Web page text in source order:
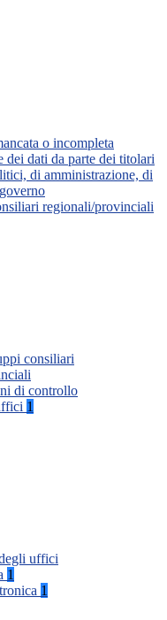
o incompleta
dei dati da parte dei titolari
di amministrazione, di
regionali/provinciali
consiliari
di controllo
1
uffici
1
1